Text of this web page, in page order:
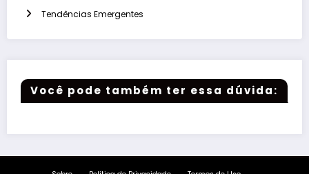
Tendências Emergentes
Você pode também ter essa dúvida: